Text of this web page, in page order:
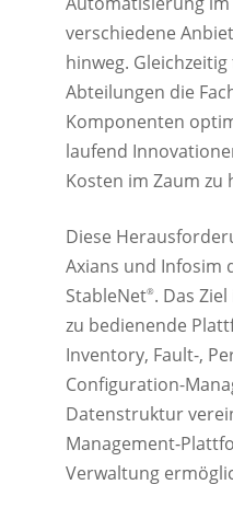
verschiedene
hinweg.
Abteilungen die
Komponenten
laufend
Kosten im Zaum zu
Diese
Axians und Infosim
StableNet®. Das
zu bedienende
Inventory, Fault-,
Configuration-
Datenstruktur
Management-
Verwaltung